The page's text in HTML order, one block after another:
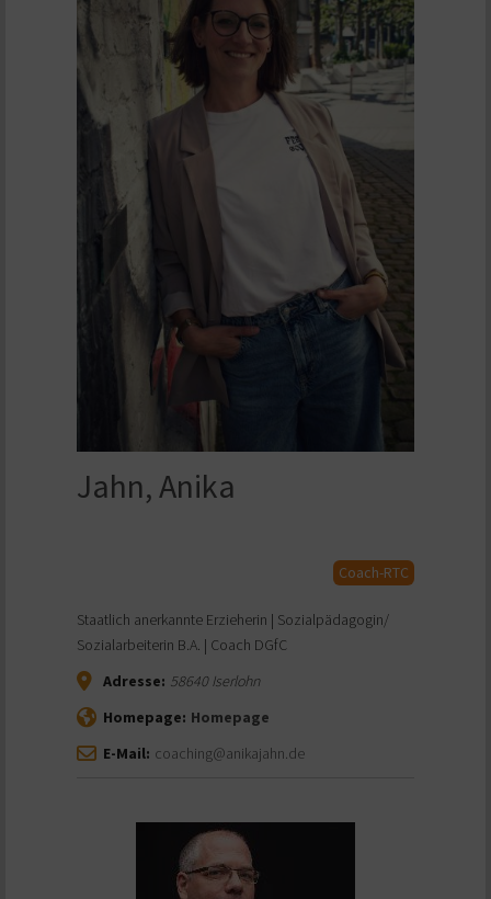
Jahn, Anika
Coach-RTC
Staatlich anerkannte Erzieherin | Sozialpädagogin/
Sozialarbeiterin B.A. | Coach DGfC
Adresse: 58640Iserlohn
Homepage: Homepage
E-Mail: coaching@anikajahn.de